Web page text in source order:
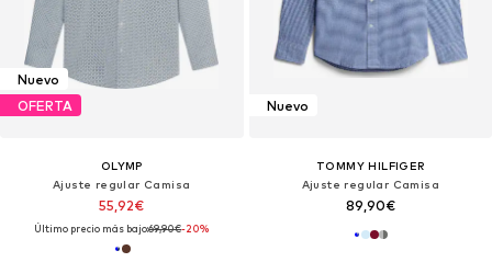
Nuevo
OFERTA
OLYMP
Ajuste regular Camisa
55,92€
Último precio más bajo:69,90€-20%
Nuevo
TOMMY HILFIGER
Ajuste regular Camisa
89,90€